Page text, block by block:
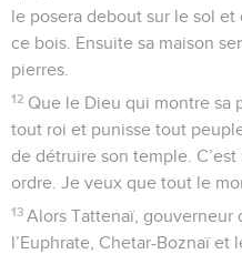
le posera debout sur le sol
ce bois. Ensuite sa maison
pierres.
12 Que le Dieu qui montre sa
tout roi et punisse tout
de détruire son temple.
ordre. Je veux que tout le
13 Alors Tattenaï, gouverneur
l’Euphrate, Chetar-Boznaï et